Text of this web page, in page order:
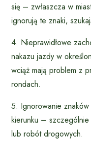
się – zwłaszcza w
ignorują te znaki,
4. Nieprawidłowe
nakazu jazdy w
wciąż mają problem z
rondach.
5. Ignorowanie
kierunku –
lub robót drogowych.